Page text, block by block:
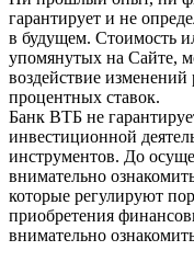
гарантирует и не
в будущем. Стоимость
упомянутых на Сайте,
воздействие
процентных ставок.
Банк ВТБ не
инвестиционной
инструментов. До
внимательно
которые регулируют
приобретения
внимательно